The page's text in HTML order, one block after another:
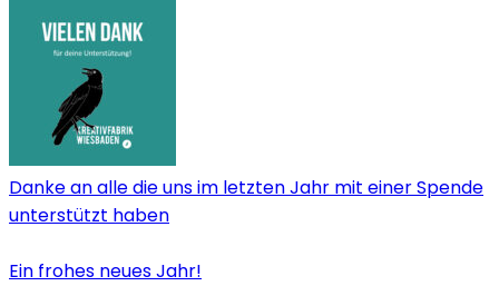
Danke an alle die uns im letzten Jahr mit einer Spende
unterstützt haben
Ein frohes neues Jahr!